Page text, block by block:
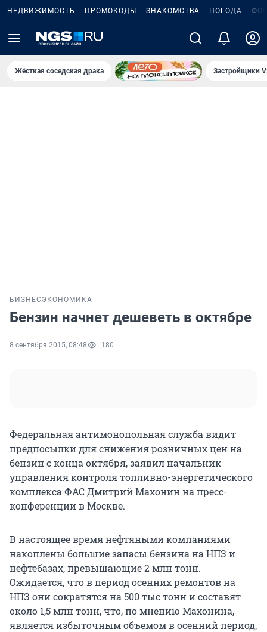
НЕДВИЖИМОСТЬ ПРОМОКОДЫ ЗНАКОМСТВА ПОГОДА
Жёсткая соседская драка Застройщики
БИЗНЕС ЭКОНОМИКА
Бензин начнет дешеветь в октябре
8 сентября 2015, 08:48 180
Федеральная антимонопольная служба видит
предпосылки для снижения розничных цен на
бензин с конца октября, заявил начальник
управления контроля топливно-энергетического
комплекса ФАС Дмитрий Махонин на пресс-
конференции в Москве.
В настоящее время нефтяными компаниями
накоплены большие запасы бензина на НПЗ и
нефтебазах, превышающие 2 млн тонн.
Ожидается, что в период осенних ремонтов на
НПЗ они сократятся на 500 тыс тонн и составят
около 1,5 млн тонн, что, по мнению Махонина,
является избыточным объемом в осенний период,